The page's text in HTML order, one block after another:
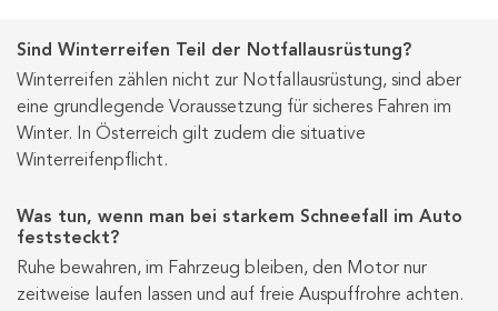
Sind Winterreifen Teil der Notfallausrüstung?
Winterreifen zählen nicht zur Notfallausrüstung, sind aber
eine grundlegende Voraussetzung für sicheres Fahren im
Winter. In Österreich gilt zudem die situative
Winterreifenpflicht.
Was tun, wenn man bei starkem Schneefall im Auto
feststeckt?
Ruhe bewahren, im Fahrzeug bleiben, den Motor nur
zeitweise laufen lassen und auf freie Auspuffrohre achten.